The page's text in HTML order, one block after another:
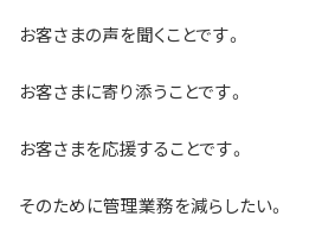
お客さまの声を聞くことです。
お客さまに寄り添うことです。
お客さまを応援することです。
そのために管理業務を減らしたい。